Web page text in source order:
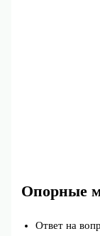
Опорные
Ответ на